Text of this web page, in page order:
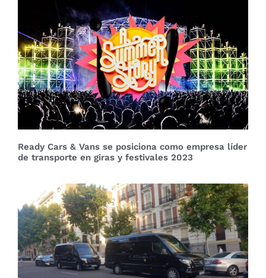
Ready Cars & Vans se posiciona como empresa líder
de transporte en giras y festivales 2023